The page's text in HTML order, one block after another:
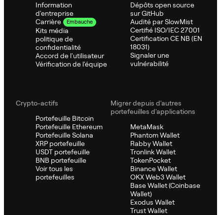
Information
d'entreprise
Carrière
Embauche
Kits média
politique de
confidentialité
Accord de l'utilisateur
Vérification de l'équipe
Dépôts open source
sur GitHub
Audité par SlowMist
Certifié ISO/IEC 27001
Certification CE NB (EN
18031)
Signaler une
vulnérabilité
Crypto-actifs
Portefeuille Bitcoin
Portefeuille Ethereum
Portefeuille Solana
XRP portefeuille
USDT portefeuille
BNB portefeuille
Voir tous les
portefeuilles
Migrer depuis d'autres
portefeuilles d'applications
MetaMask
Phantom Wallet
Rabby Wallet
Tronlink Wallet
TokenPocket
Binance Wallet
OKX Web3 Wallet
Base Wallet (Coinbase
Wallet)
Exodus Wallet
Trust Wallet